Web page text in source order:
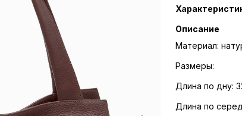
Описание
Материал:
Размеры:
Длина по дну:
Длина по